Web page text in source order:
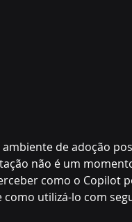
de adoção
não é um
como o
como utilizá-lo com